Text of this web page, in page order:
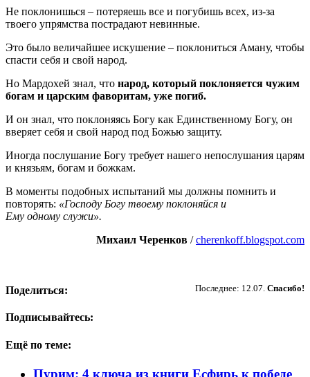
Не поклонишься – потеряешь все и погубишь всех, из-за
твоего упрямства пострадают невинные.
Это было величайшее искушение – поклониться Аману, чтобы
спасти себя и свой народ.
Но Мардохей знал, что народ, который поклоняется чужим
богам и царским фаворитам, уже погиб.
И он знал, что поклоняясь Богу как Единственному Богу, он
вверяет себя и свой народ под Божью защиту.
Иногда послушание Богу требует нашего непослушания царям
и князьям, богам и божкам.
В моменты подобных испытаний мы должны помнить и
повторять: «Господу Богу твоему поклоняйся и
Ему одному служи».
Михаил Черенков /cherenkoff.blogspot.com
Последнее: 12.07. Спасибо!
Поделиться:
Подписывайтесь:
Ещё по теме:
Пурим: 4 ключа из книги Есфирь к победе